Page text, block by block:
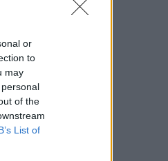
or
to
may
of the
List of